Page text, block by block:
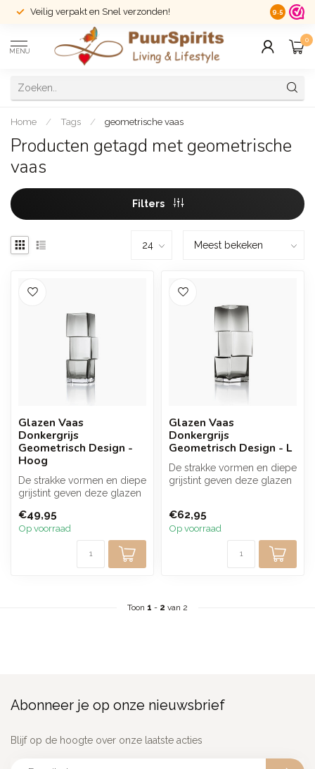
Veilig verpakt en Snel verzonden! 14 dagen
9.5
MENU
0
Home / Tags / geometrische vaas
Producten getagd met geometrische
vaas
Filters
Glazen Vaas
Donkergrijs
Geometrisch Design -
Hoog
De strakke vormen en diepe
grijstint geven deze glazen
kracht...
€49,95
Op voorraad
Glazen Vaas
Donkergrijs
Geometrisch Design - L
De strakke vormen en diepe
grijstint geven deze glazen
€62,95
Op voorraad
Toon 1 - 2 van 2
Abonneer je op onze nieuwsbrief
Blijf op de hoogte over onze laatste acties